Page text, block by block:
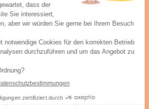
Chrüzweg 11, 5603 Staufen
info@ninos.ch
062 535 21 33